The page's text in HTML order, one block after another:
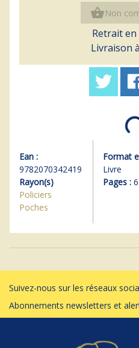
shopping_basketNon
Retrait
Livraison
Ean :
9782070342419
Rayon(s)
Policiers
Poches
Format
Livre
Pages :
Suivez-nous sur les réseaux
Abonnements newsletters et